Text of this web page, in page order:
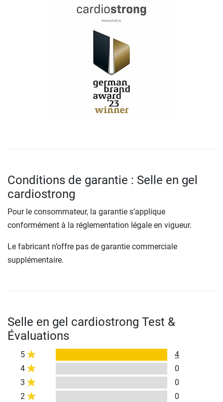
Conditions de garantie : Selle en gel
cardiostrong
Pour le consommateur, la garantie s’applique
conformément à la réglementation légale en vigueur.
Le fabricant n’offre pas de garantie commerciale
supplémentaire.
Selle en gel cardiostrong Test &
Évaluations
5
4
4
0
3
0
2
0